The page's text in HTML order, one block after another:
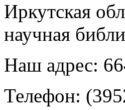
Иркутская
научная
Наш адрес:
Телефон: